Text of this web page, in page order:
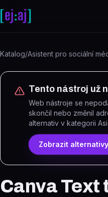
Katalog/Asistent pro sociální
Tento nástroj už
Web nástroje se
skončil nebo změnil
alternativ v kategorii
Zobrazit alternativy
Canva Text